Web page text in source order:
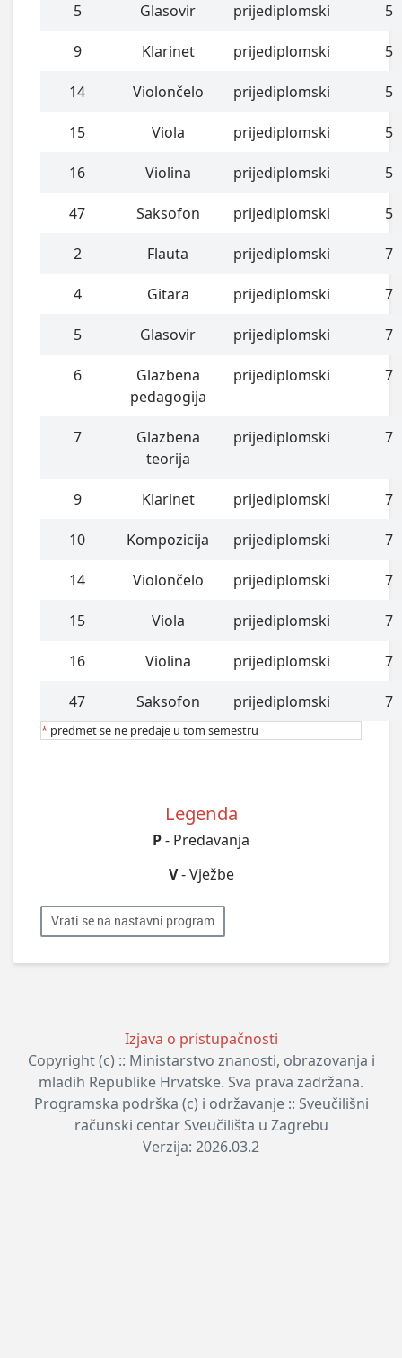
5 Glasovir prijediplomski 5
9 Klarinet prijediplomski 5
14 Violončelo prijediplomski 5
15 Viola prijediplomski 5
16 Violina prijediplomski 5
47 Saksofon prijediplomski 5
2 Flauta prijediplomski 7
4 Gitara prijediplomski 7
5 Glasovir prijediplomski 7
6
Glazbena
pedagogija
prijediplomski 7
7
Glazbena
teorija
prijediplomski 7
9 Klarinet prijediplomski 7
10 Kompozicija prijediplomski 7
14 Violončelo prijediplomski 7
15 Viola prijediplomski 7
16 Violina prijediplomski 7
47 Saksofon prijediplomski 7
* predmet se ne predaje u tom semestru
Legenda
P- Predavanja
V- Vježbe
Vrati se na nastavni program
Izjava o pristupačnosti
Copyright (c) :: Ministarstvo znanosti, obrazovanja i
mladih Republike Hrvatske. Sva prava zadržana.
Programska podrška (c) i održavanje :: Sveučilišni
računski centar Sveučilišta u Zagrebu
Verzija: 2026.03.2